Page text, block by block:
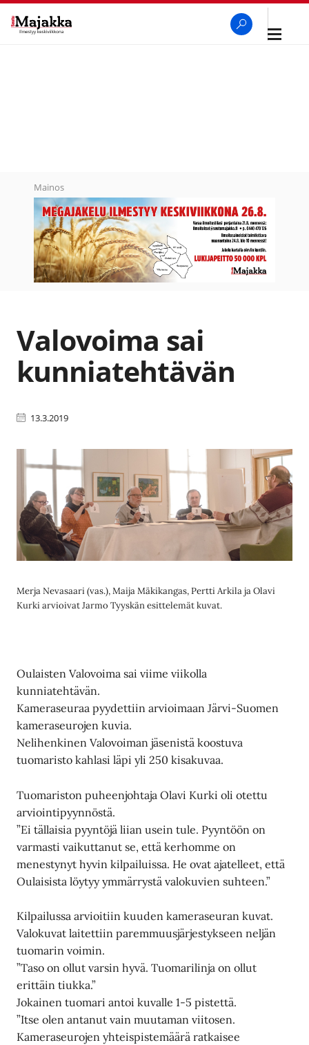
Avaa
Mainos
Valovoima sai
kunniatehtävän
13.3.2019
Merja Nevasaari (vas.), Maija Mäkikangas, Pertti Arkila ja Olavi
Kurki arvioivat Jarmo Tyyskän esittelemät kuvat.
Oulaisten Valovoima sai viime viikolla
kunniatehtävän.
Kameraseuraa pyydettiin arvioimaan Järvi-Suomen
kameraseurojen kuvia.
Nelihenkinen Valovoiman jäsenistä koostuva
tuomaristo kahlasi läpi yli 250 kisakuvaa.
Tuomariston puheenjohtaja Olavi Kurki oli otettu
arviointipyynnöstä.
”Ei tällaisia pyyntöjä liian usein tule. Pyyntöön on
varmasti vaikuttanut se, että kerhomme on
menestynyt hyvin kilpailuissa. He ovat ajatelleet, että
Oulaisista löytyy ymmärrystä valokuvien suhteen.”
Kilpailussa arvioitiin kuuden kameraseuran kuvat.
Valokuvat laitettiin paremmuusjärjestykseen neljän
tuomarin voimin.
”Taso on ollut varsin hyvä. Tuomarilinja on ollut
erittäin tiukka.”
Jokainen tuomari antoi kuvalle 1-5 pistettä.
”Itse olen antanut vain muutaman viitosen.
Kameraseurojen yhteispistemäärä ratkaisee